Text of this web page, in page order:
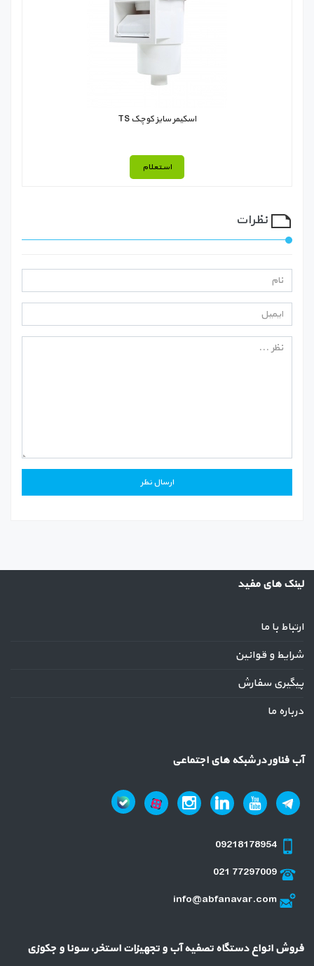
اسکیمر سایز کوچک TS
استعلام
نظرات
لینک های مفید
ارتباط با ما
شرایط و قوانین
پیگیری سفارش
درباره ما
آب فناور در شبکه های اجتماعی
09218178954
021 77297009
info@abfanavar.com
فروش انواع دستگاه تصفیه آب و تجهیزات استخر، سونا و جکوزی